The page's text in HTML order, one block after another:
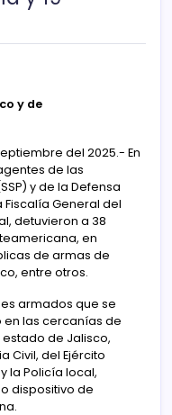
y de
del 2025.- En
de las
y de la Defensa
General del
detuvieron a 38
en
de armas de
entre otros.
armados que se
las cercanías de
de Jalisco,
Civil, del Ejército
la Policía local,
dispositivo de